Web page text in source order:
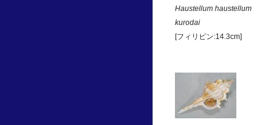
Haustellum haustellum
kurodai
[フィリピン:14.3cm]